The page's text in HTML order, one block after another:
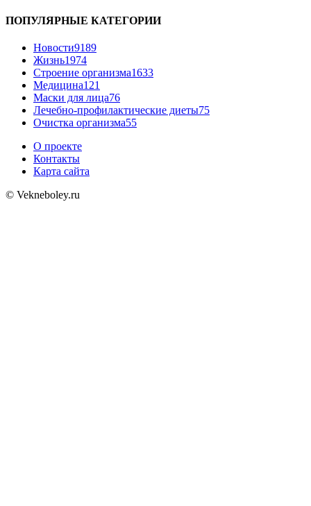
ПОПУЛЯРНЫЕ КАТЕГОРИИ
Новости9189
Жизнь1974
Строение организма1633
Медицина121
Маски для лица76
Лечебно-профилактические диеты75
Очистка организма55
О проекте
Контакты
Карта сайта
© Vekneboley.ru